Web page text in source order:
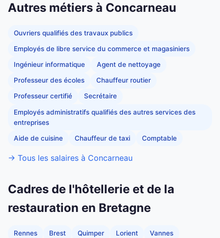
Autres métiers à Concarneau
Ouvriers qualifiés des travaux publics
Employés de libre service du commerce et magasiniers
Ingénieur informatique Agent de nettoyage
Professeur des écoles Chauffeur routier
Professeur certifié Secrétaire
Employés administratifs qualifiés des autres services des
entreprises
Aide de cuisine Chauffeur de taxi Comptable
→ Tous les salaires à Concarneau
Cadres de l'hôtellerie et de la
restauration en Bretagne
Rennes Brest Quimper Lorient Vannes